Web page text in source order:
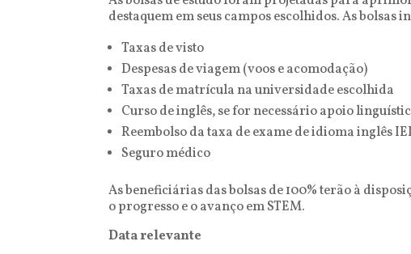
destaquem em seus campos escolhidos. As bolsas
Taxas de visto
Despesas de viagem (voos e acomodação)
Taxas de matrícula na universidade escolhida
Curso de inglês, se for necessário apoio
Reembolso da taxa de exame de idioma inglês
Seguro médico
As beneficiárias das bolsas de 100% terão à
o progresso e o avanço em STEM.
Data relevante